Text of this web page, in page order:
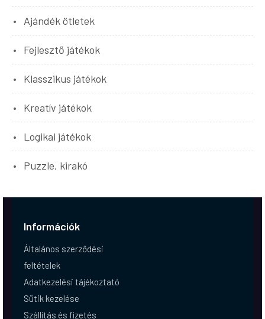
Ajándék ötletek
Fejlesztő játékok
Klasszikus játékok
Kreatív játékok
Logikai játékok
Puzzle, kirakó
Információk
Általános szerződési
feltételek
Adatkezelési tájékoztató
Sütik kezelése
Szállítás és fizetés